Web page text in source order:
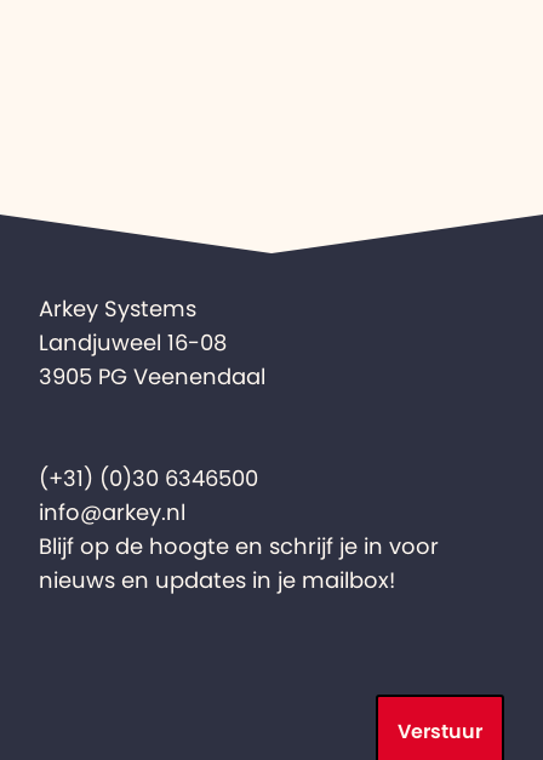
Arkey Systems
Landjuweel 16-08
3905 PG Veenendaal
(+31) (0)30 6346500
info@arkey.nl
Blijf op de hoogte en schrijf je in voor
nieuws en updates in je mailbox!
Verstuur